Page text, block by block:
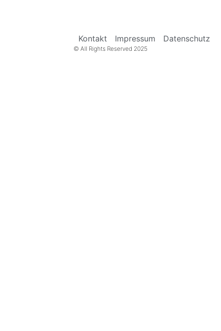
Kontakt Impressum Datenschutz
© All Rights Reserved 2025